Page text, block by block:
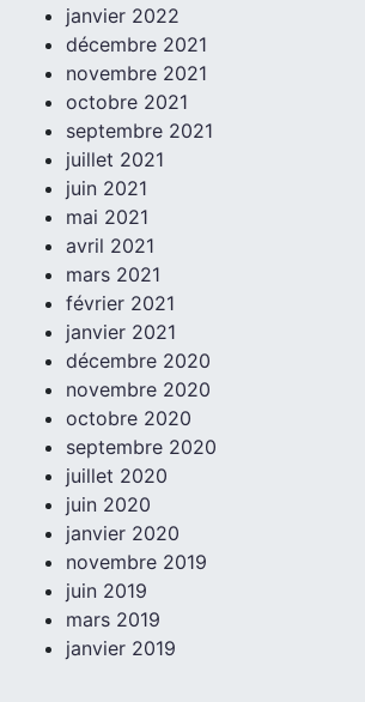
janvier 2022
décembre 2021
novembre 2021
octobre 2021
septembre 2021
juillet 2021
juin 2021
mai 2021
avril 2021
mars 2021
février 2021
janvier 2021
décembre 2020
novembre 2020
octobre 2020
septembre 2020
juillet 2020
juin 2020
janvier 2020
novembre 2019
juin 2019
mars 2019
janvier 2019